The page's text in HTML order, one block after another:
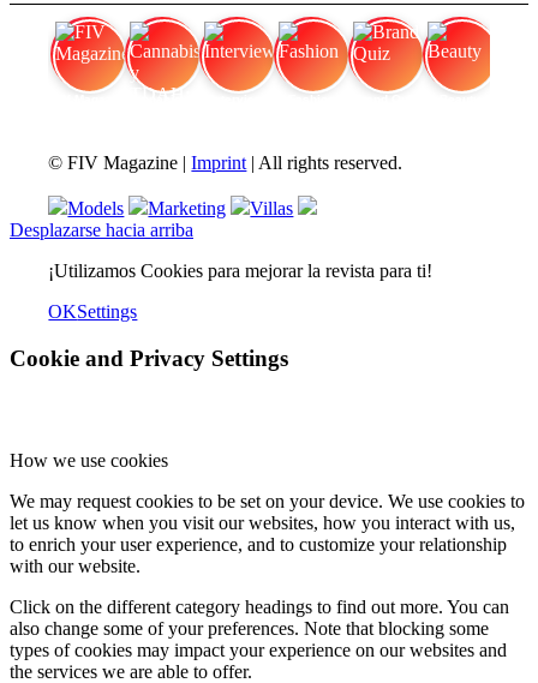
© FIV Magazine |Imprint | All rights reserved.
Models Marketing
Villas
Desplazarse hacia arriba
¡Utilizamos Cookies para mejorar la revista para ti!
OKSettings
Cookie and Privacy Settings
How we use cookies
We may request cookies to be set on your device. We use cookies to
let us know when you visit our websites, how you interact with us,
to enrich your user experience, and to customize your relationship
with our website.
Click on the different category headings to find out more. You can
also change some of your preferences. Note that blocking some
types of cookies may impact your experience on our websites and
the services we are able to offer.